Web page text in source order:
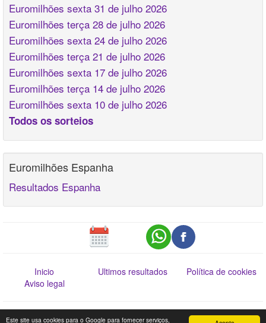
Este site usa cookies para o Google para fornecer serviços,
Euromilhões sexta 31 de julho 2026
Euromilhões terça 28 de julho 2026
Euromilhões sexta 24 de julho 2026
Euromilhões terça 21 de julho 2026
Euromilhões sexta 17 de julho 2026
Euromilhões terça 14 de julho 2026
Euromilhões sexta 10 de julho 2026
Todos os sorteios
Euromilhões Espanha
Resultados Espanha
Inicio Ultimos resultados
Política de cookies
Aviso legal
Esta informação não dispensa a consulta da Lista Oficial de Prémios. Web